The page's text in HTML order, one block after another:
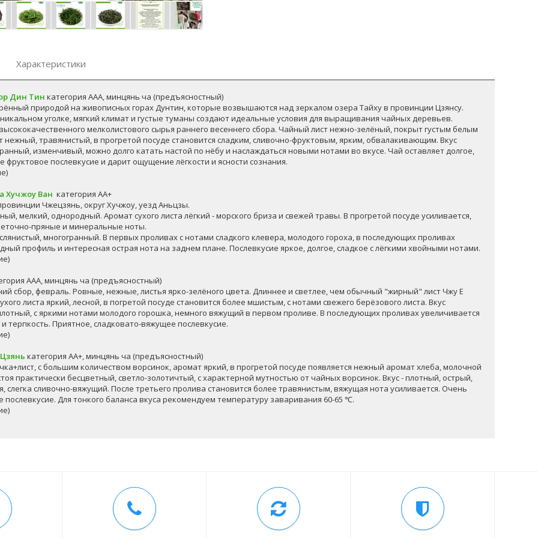
Характеристики
Дин Тин категория ААА, минцянь ча (предъясностный)
природой на живописных горах Дунтин, которые возвышаются над зеркалом озера Тайху в провинции Цзянсу.
уголке, мягкий климат и густые туманы создают идеальные условия для выращивания чайных деревьев.
мелколистового сырья раннего весеннего сбора. Чайный лист нежно-зелёный, покрыт густым белым
нежный, травянистый, в прогретой посуде становится сладким, сливочно-фруктовым, ярким, обвалакивающим. Вкус
изменчивый, можно долго катать настой по нёбу и наслаждаться новыми нотами во вкусе. Чай оставляет долгое,
фруктовое послевкусие и дарит ощущение лёгкости и ясности сознания.
Хучжоу Ван категория АА+
Чжецзянь, округ Хучжоу, уезд Аньцзы.
мелкий, однородный. Аромат сухого листа лёгкий - морского бриза и свежей травы. В прогретой посуде усиливается,
пряные и минеральные ноты.
многогранный. В первых проливах с нотами сладкого клевера, молодого гороха, в последующих проливах
профиль и интересная острая нота на заднем плане. Послевкусие яркое, долгое, сладкое с лёгкими хвойными нотами.
ААА, минцянь ча (предъясностный)
сбор, февраль. Ровные, нежные, листья ярко-зелёного цвета. Длиннее и светлее, чем обычный "жирный" лист Чжу Е
листа яркий, лесной, в погретой посуде становится более мшистым, с нотами свежего берёзового листа. Вкус
с яркими нотами молодого горошка, немного вяжущий в первом проливе. В последующих проливах увеличивается
терпкость. Приятное, сладковато-вяжущее послевкусие.
категория АА+, минцянь ча (предъясностный)
с большим количеством ворсинок, аромат яркий, в прогретой посуде появляется нежный аромат хлеба, молочной
практически бесцветный, светло-золотичтый, с характерной мутностью от чайных ворсинок. Вкус - плотный, острый,
слегка сливочно-вяжущий. После третьего пролива становится более травянистым, вяжущая нота усиливается. Очень
послевкусие. Для тонкого баланса вкуса рекомендуем температуру заваривания 60-65 ℃.